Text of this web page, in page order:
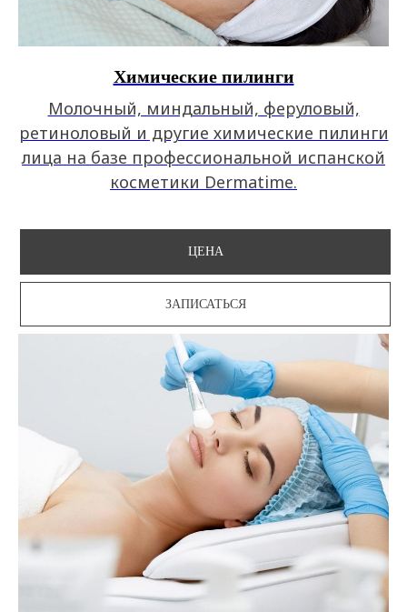
Химические пилинги
Молочный, миндальный, феруловый,
ретиноловый и другие химические пилинги
лица на базе профессиональной испанской
косметики Dermatime.
ЦЕНА
ЗАПИСАТЬСЯ